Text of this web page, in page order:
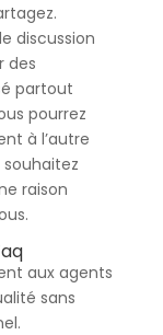
discussion
des
partout
pourrez
à l’autre
raison
aux agents
sans